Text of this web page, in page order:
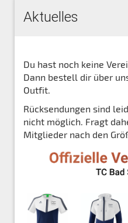
Aktuelles
Du hast noch keine
Dann bestell dir über
Outfit.
Rücksendungen sind
nicht möglich. Fragt
Mitglieder nach den